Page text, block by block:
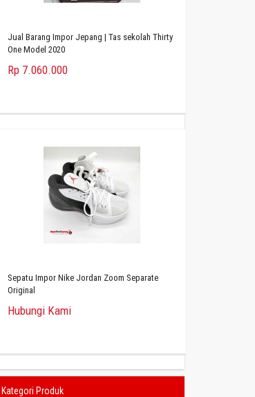
Jual Barang Impor Jepang | Tas sekolah Thirty
One Model 2020
Rp 7.060.000
Sepatu Impor Nike Jordan Zoom Separate
Original
Hubungi Kami
Kategori Produk